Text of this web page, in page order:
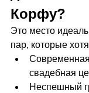
Корфу?
Это место
пар, которые
свадебная
Неспешный